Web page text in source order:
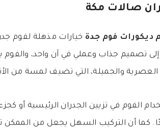
صالات مكة
ديكورات فوم جدة خيارات مذهلة لفوم
إلى تصميم جذاب وعملي في آن واحد،
والجميلة، التي تضيف لمسة من
الفوم في تزيين الجدران الرئيسية أو
كما أن التركيب السهل يجعل من